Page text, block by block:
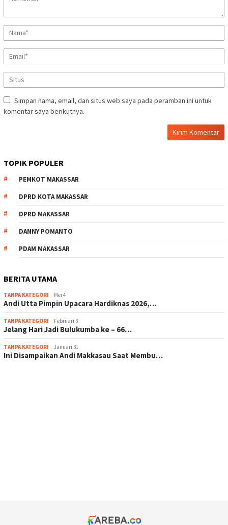
Simpan nama, email, dan situs web saya pada peramban ini untuk
komentar saya berikutnya.
TOPIK POPULER
PEMKOT MAKASSAR
DPRD KOTA MAKASSAR
DPRD MAKASSAR
DANNY POMANTO
PDAM MAKASSAR
BERITA UTAMA
TANPA KATEGORI Mei 4
Andi Utta Pimpin Upacara Hardiknas 2026,…
TANPA KATEGORI Februari 3
Jelang Hari Jadi Bulukumba ke – 66…
TANPA KATEGORI Januari 31
Ini Disampaikan Andi Makkasau Saat Membu…